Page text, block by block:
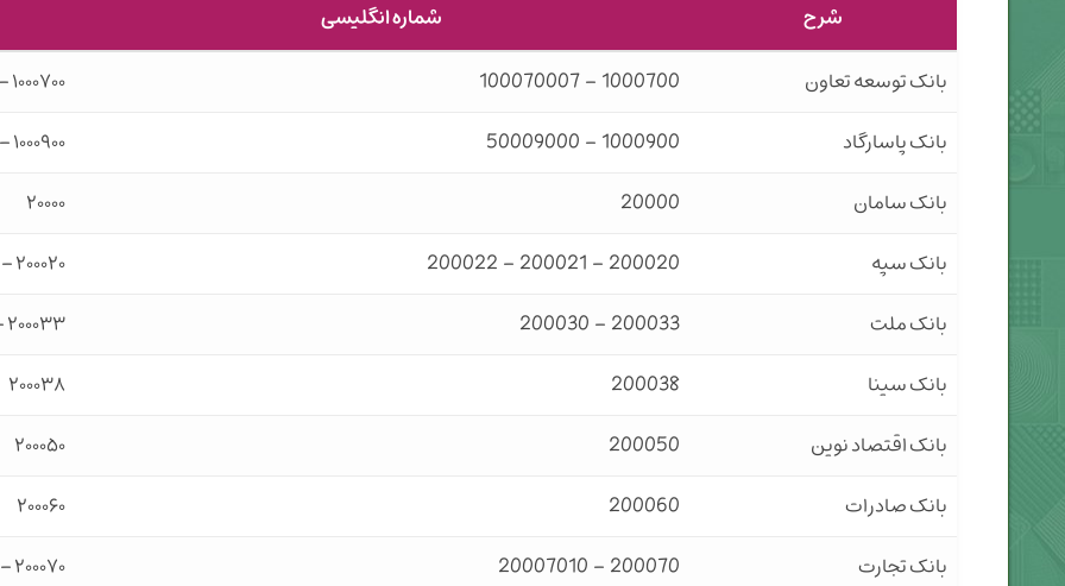
شرح
شماره انگلیسی
بانک توسعه تعاون
1000700 – 100070007
۱۰۰۰۷۰۰ – ۱۰۰۰۷۰۰۰۷
بانک پاسارگاد
1000900 – 50009000
۱۰۰۰۹۰۰ – ۵۰۰۰۹۰۰۰
بانک سامان
20000
۲۰۰۰۰
بانک سپه
200020 – 200021 – 200022
۲۰۰۰۲۰ – ۲۰۰۰۲۱ – ۲۰۰۰۲۲
بانک ملت
200033 – 200030
۲۰۰۰۳۳ – ۲۰۰۰۳۰
بانک سینا
200038
۲۰۰۰۳۸
بانک اقتصاد نوین
200050
۲۰۰۰۵۰
بانک صادرات
200060
۲۰۰۰۶۰
بانک تجارت
200070 – 20007010
۲۰۰۰۷۰ – ۲۰۰۰۷۰۱۰